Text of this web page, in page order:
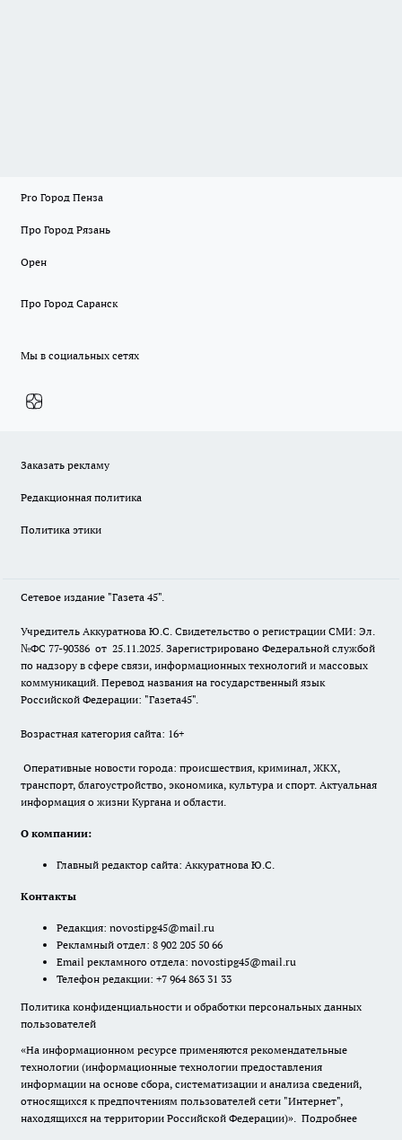
Pro Город Пенза
Про Город Рязань
Орен
Про Город Саранск
Мы в социальных сетях
Заказать рекламу
Редакционная политика
Политика этики
Сетевое издание "Газета 45".
Учредитель Аккуратнова Ю.С. Свидетельство о регистрации СМИ: Эл.
№ФС 77-90386 от 25.11.2025. Зарегистрировано Федеральной службой
по надзору в сфере связи, информационных технологий и массовых
коммуникаций. Перевод названия на государственный язык
Российской Федерации: "Газета45".
Возрастная категория сайта: 16+
Оперативные новости города: происшествия, криминал, ЖКХ,
транспорт, благоустройство, экономика, культура и спорт. Актуальная
информация о жизни Кургана и области.
О компании:
Главный редактор сайта: Аккуратнова Ю.С.
Контакты
Редакция: novostipg45@mail.ru
Рекламный отдел: 8 902 205 50 66
Email рекламного отдела: novostipg45@mail.ru
Телефон редакции: +7 964 863 31 33
Политика конфиденциальности и обработки персональных данных
пользователей
«На информационном ресурсе применяются рекомендательные
технологии (информационные технологии предоставления
информации на основе сбора, систематизации и анализа сведений,
относящихся к предпочтениям пользователей сети "Интернет",
находящихся на территории Российской Федерации)». Подробнее